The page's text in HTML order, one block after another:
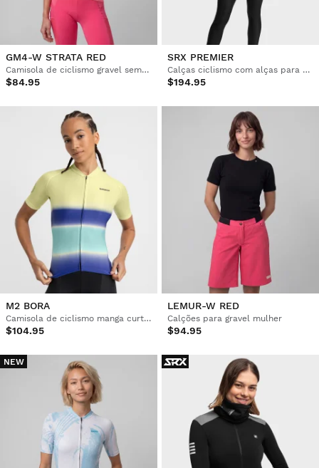
GM4-W STRATA RED
Camisola de ciclismo gravel sem mangas para mulher
$84.95
SRX PREMIER
Calças ciclismo com alças para mulher
$194.95
M2 BORA
Camisola de ciclismo manga curta mulher
$104.95
LEMUR-W RED
Calções para gravel mulher
$94.95
NEW